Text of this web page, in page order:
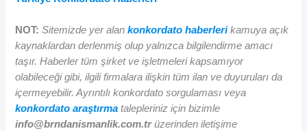
NOT:Sitemizde yer alankonkordato haberlerikamuya açık
kaynaklardan derlenmiş olup yalnızca bilgilendirme amacı
taşır. Haberler tüm şirket ve işletmeleri kapsamıyor
olabileceği gibi, ilgili firmalara ilişkin tüm ilan ve duyuruları da
içermeyebilir. Ayrıntılı konkordato sorgulaması veya
konkordato araştırma talepleriniz için bizimle
info@brndanismanlik.com.trüzerinden iletişime